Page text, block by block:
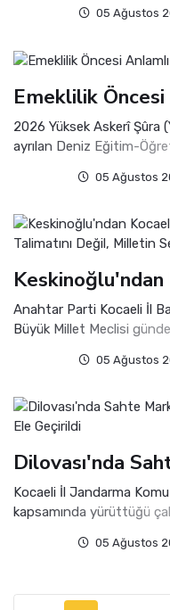
05 Ağustos
Emeklilik
2026 Yüksek Askerî Şûra
ayrılan Deniz Eğitim-
ziyaretinde bulundu.
05 Ağustos
Anahtar Parti Kocaeli İl
Büyük Millet Meclisi
değerlendirilen kanun
05 Ağustos
Kocaeli İl Jandarma
kapsamında yürüttüğü
değerinde sahte çanta
05 Ağustos